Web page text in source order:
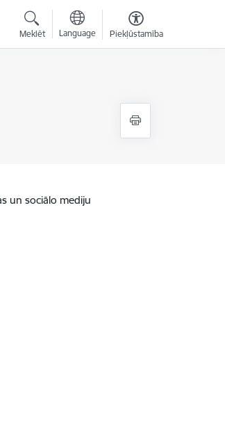
Meklēt Language Piekļūstamība
un sociālo mediju